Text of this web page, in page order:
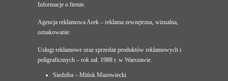
Informacje o firmie.
Agencja reklamowa Arek – reklama zewnętrzna, wizualna,
oznakowanie.
Usługi reklamowe oraz sprzedaż produktów reklamowych i
poligraficznych – rok zał. 1988 r. w Warszawie.
Siedziba – Mińsk Mazowiecki